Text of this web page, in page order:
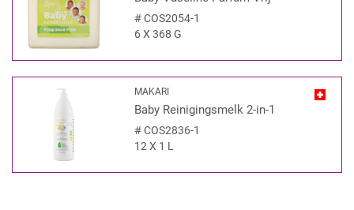
#COS2054-1
6 X 368 G
MAKARI
Baby Reinigingsmelk 2-in-1
#COS2836-1
12 X 1 L